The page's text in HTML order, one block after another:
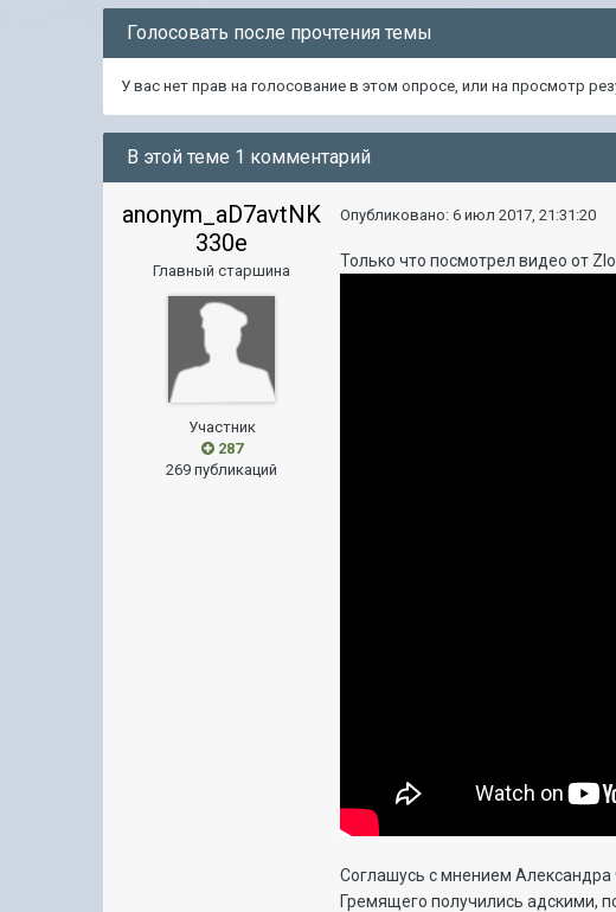
Голосовать после прочтения темы
У вас нет прав на голосование в этом опросе, или на просмотр
В этой теме 1 комментарий
anonym_aD7avtNK
330e
Главный старшина
Участник
287
269 публикаций
Опубликовано:6 июл 2017, 21:31:20
Только что посмотрел видео от
Соглашусь с мнением Александра
Гремящего получились адскими,